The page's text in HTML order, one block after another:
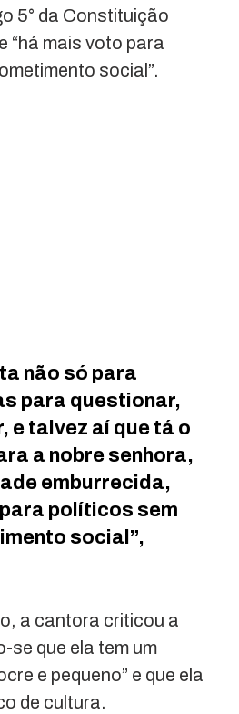
5° da Constituição
“há mais voto para
social”.
não só para
para questionar,
e talvez aí que tá o
a nobre senhora,
emburrecida,
políticos sem
social”,
a cantora criticou a
se que ela tem um
e pequeno” e que ela
de cultura.